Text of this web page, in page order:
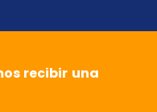
recibir una